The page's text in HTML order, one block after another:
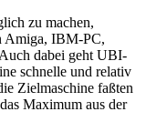
zu machen,
Amiga, IBM-PC,
dabei geht UBI-
schnelle und relativ
Zielmaschine faßten
Maximum aus der